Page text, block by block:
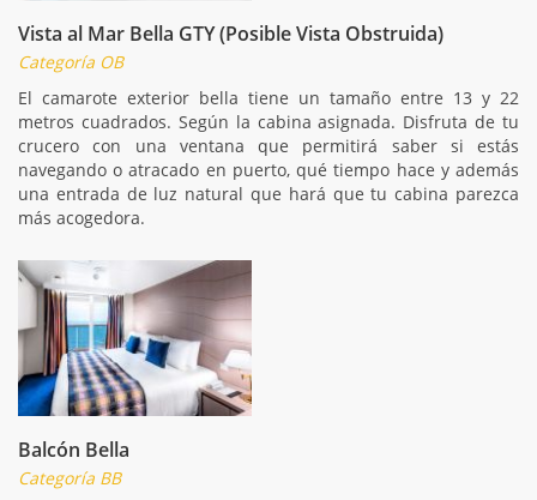
Vista al Mar Bella GTY (Posible Vista Obstruida)
Categoría OB
El camarote exterior bella tiene un tamaño entre 13 y 22
metros cuadrados. Según la cabina asignada. Disfruta de tu
crucero con una ventana que permitirá saber si estás
navegando o atracado en puerto, qué tiempo hace y además
una entrada de luz natural que hará que tu cabina parezca
más acogedora.
Balcón Bella
Categoría BB